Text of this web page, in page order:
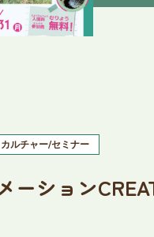
カルチャー/セミナー
ーション